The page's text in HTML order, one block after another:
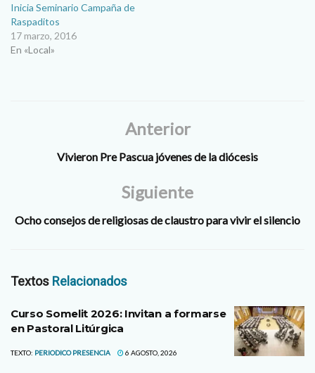
brindaron a esta campaña.
En un comunicado de prensa
escribió: “Estimados
hermanos: Deseando…
Inicia Seminario Campaña de
Raspaditos
17 marzo, 2016
En «Local»
Anterior
Vivieron Pre Pascua jóvenes de la diócesis
Siguiente
Ocho consejos de religiosas de claustro para vivir el silencio
Textos Relacionados
Curso Somelit 2026: Invitan a formarse
en Pastoral Litúrgica
TEXTO: PERIODICO PRESENCIA 6 AGOSTO, 2026